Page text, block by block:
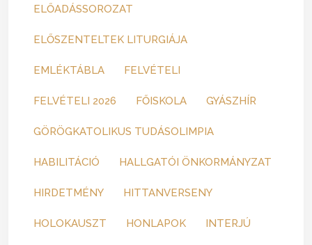
ELŐADÁSSOROZAT
ELŐSZENTELTEK LITURGIÁJA
EMLÉKTÁBLA FELVÉTELI
FELVÉTELI 2026 FŐISKOLA GYÁSZHÍR
GÖRÖGKATOLIKUS TUDÁSOLIMPIA
HABILITÁCIÓ HALLGATÓI ÖNKORMÁNYZAT
HIRDETMÉNY HITTANVERSENY
HOLOKAUSZT HONLAPOK INTERJÚ